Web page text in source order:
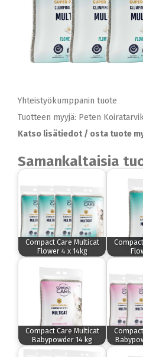
Yhteistyökumppanin tuote
Tuotteen myyjä: Peten
Katso lisätiedot / osta tuote
Samankaltaisia
Compact Care Multicat
Flower 4 x 14kg
Compact Care Multicat
Babypowder 14 kg